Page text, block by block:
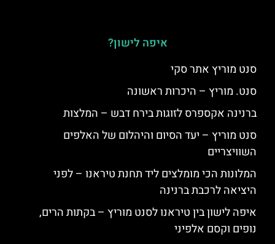
איפה לישון?
סנט מוריץ אתר סקי
סנט. מוריץ – היכרות ראשונה
ברנינה אקספרס לזוגות בירח דבש – המלצות
סנט מוריץ – יעד הסיום והיהלום של האלפים
השוויצריים
המלונות הכי מומלצים ליד תחנת טיראנו – לפני
היציאה לרכבת ברנינה
איפה לישון בין טיראנו לסנט מוריץ – בקתות הרים,
נופים וקסם אלפיני